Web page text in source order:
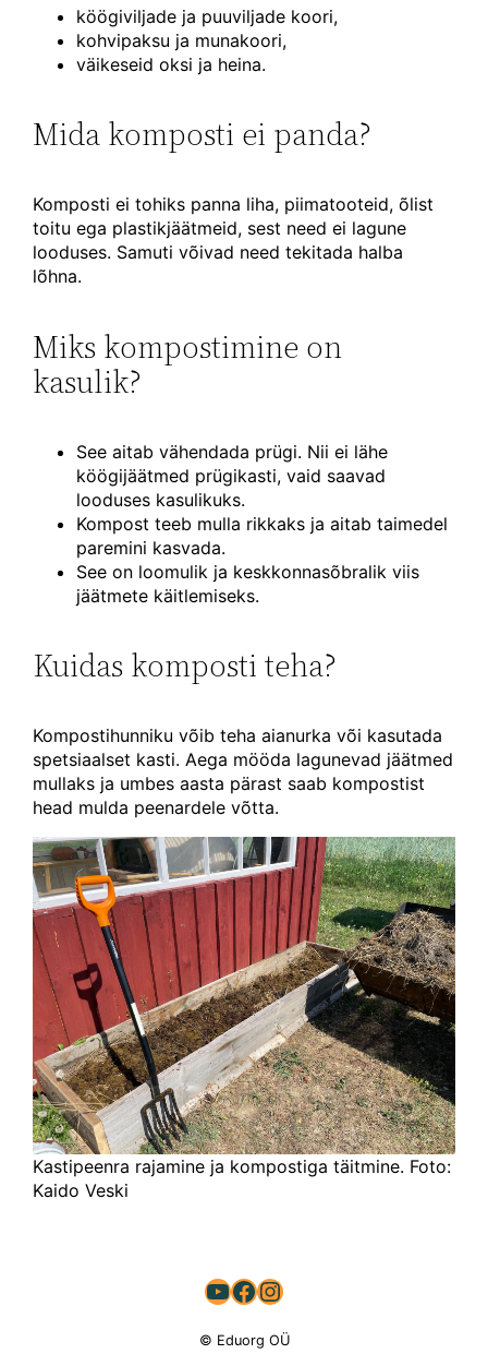
köögiviljade ja puuviljade koori,
kohvipaksu ja munakoori,
väikeseid oksi ja heina.
Mida komposti ei panda?
Komposti ei tohiks panna liha, piimatooteid, õlist
toitu ega plastikjäätmeid, sest need ei lagune
looduses. Samuti võivad need tekitada halba
lõhna.
Miks kompostimine on
kasulik?
See aitab vähendada prügi. Nii ei lähe
köögijäätmed prügikasti, vaid saavad
looduses kasulikuks.
Kompost teeb mulla rikkaks ja aitab taimedel
paremini kasvada.
See on loomulik ja keskkonnasõbralik viis
jäätmete käitlemiseks.
Kuidas komposti teha?
Kompostihunniku võib teha aianurka või kasutada
spetsiaalset kasti. Aega mööda lagunevad jäätmed
mullaks ja umbes aasta pärast saab kompostist
head mulda peenardele võtta.
Kastipeenra rajamine ja kompostiga täitmine. Foto:
Kaido Veski
YouTube
Facebook
Instagram
© Eduorg OÜ